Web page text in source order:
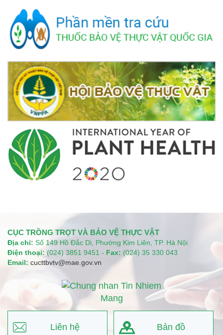
CỤC TRỒNG TRỌT VÀ BẢO VỆ THỰC VẬT
Địa chỉ: Số 149 Hồ Đắc Di, Phường Kim Liên, TP. Hà Nội
Điện thoại: (024) 3851 9451 - Fax: (024) 35 330 043
Email: cucttbvtv@mae.gov.vn
Liên hệ Bản đồ